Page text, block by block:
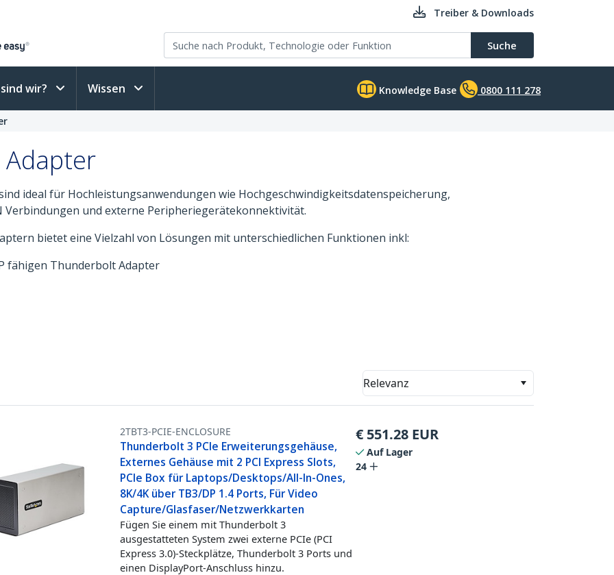
Treiber & Downloads
Suche
wir? Wissen Knowledge Base 0800 111 278
ideal für Hochleistungsanwendungen wie Hochgeschwindigkeitsdatenspeicherung,
Verbindungen und externe Peripheriegerätekonnektivität.
bietet eine Vielzahl von Lösungen mit unterschiedlichen Funktionen inkl:
fähigen Thunderbolt Adapter
Relevanz
2TBT3-PCIE-ENCLOSURE
Thunderbolt 3 PCIe Erweiterungsgehäuse,
Externes Gehäuse mit 2 PCI Express Slots,
PCIe Box für Laptops/Desktops/All-In-Ones,
8K/4K über TB3/DP 1.4 Ports, Für Video
Capture/Glasfaser/Netzwerkkarten
Fügen Sie einem mit Thunderbolt 3
ausgestatteten System zwei externe PCIe (PCI
Express 3.0)-Steckplätze, Thunderbolt 3 Ports und
einen DisplayPort-Anschluss hinzu.
€ 551.28 EUR
Auf Lager
24